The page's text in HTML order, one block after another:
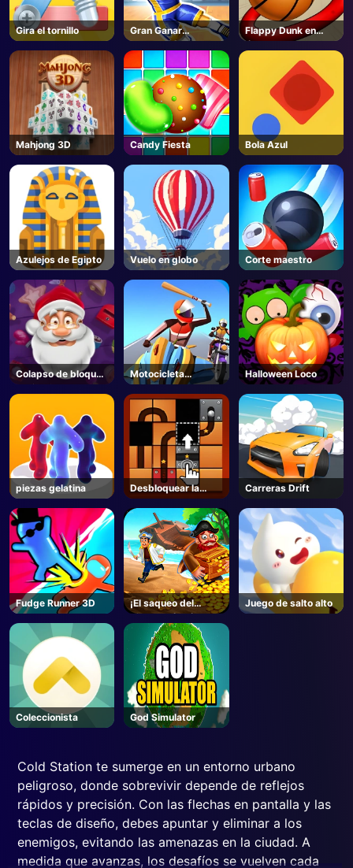
Gira el tornillo
Gran Ganar
Baloncesto
Flappy Dunk en
línea
Mahjong 3D Candy Fiesta Bola Azul
Azulejos de Egipto Vuelo en globo Corte maestro
Colapso de bloques
navideños
Motocicleta
Shinecool Stunt
Halloween Loco
piezas gelatina
Desbloquear la
pelota
Carreras Drift
Fudge Runner 3D
¡El saqueo del
pirata! ¡Sí! ¡Sí!
Juego de salto alto
Coleccionista God Simulator
Cold Station te sumerge en un entorno urbano
peligroso, donde sobrevivir depende de reflejos
rápidos y precisión. Con las flechas en pantalla y las
teclas de diseño, debes apuntar y eliminar a los
enemigos, evitando las amenazas en la ciudad. A
medida que avanzas, los desafíos se vuelven cada